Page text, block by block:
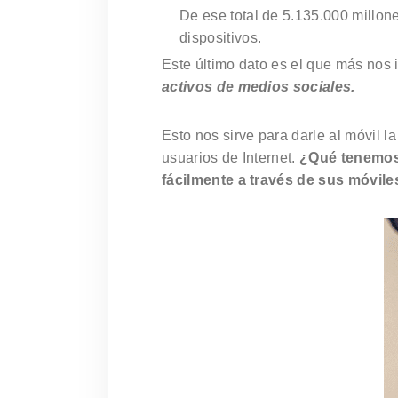
De ese total de 5.135.000
dispositivos.
Este último dato es el que más
activos de medios sociales.
Esto nos sirve para darle al móvil
usuarios de Internet. ¿Qué
fácilmente a través de sus